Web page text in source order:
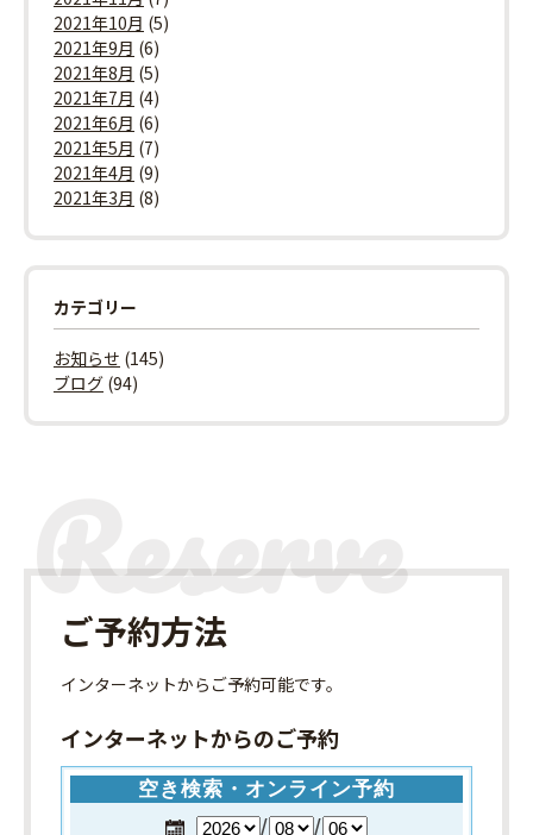
2021年10月 (5)
2021年9月 (6)
2021年8月 (5)
2021年7月 (4)
2021年6月 (6)
2021年5月 (7)
2021年4月 (9)
2021年3月 (8)
カテゴリー
お知らせ (145)
ブログ (94)
ご予約方法
インターネットからご予約可能です。
インターネットからのご予約